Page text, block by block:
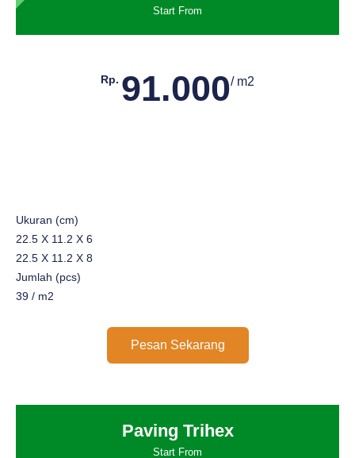
Start From
Rp. 91.000/ m2
Ukuran (cm)
22.5 X 11.2 X 6
22.5 X 11.2 X 8
Jumlah (pcs)
39 / m2
Pesan Sekarang
Paving Trihex
Start From